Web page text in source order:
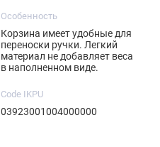
Особенность
Корзина имеет удобные для
переноски ручки. Легкий
материал не добавляет веса
в наполненном виде.
Code IKPU
03923001004000000